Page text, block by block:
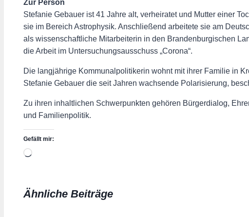
Zur Person
Stefanie Gebauer ist 41 Jahre alt, verheiratet und Mutter einer
sie im Bereich Astrophysik. Anschließend arbeitete sie am
als wissenschaftliche Mitarbeiterin in den Brandenburgischen
die Arbeit im Untersuchungsausschuss „Corona“.
Die langjährige Kommunalpolitikerin wohnt mit ihrer Familie in
Stefanie Gebauer die seit Jahren wachsende Polarisierung,
Zu ihren inhaltlichen Schwerpunkten gehören Bürgerdialog,
und Familienpolitik.
Gefällt mir:
Wird
Ähnliche Beiträge